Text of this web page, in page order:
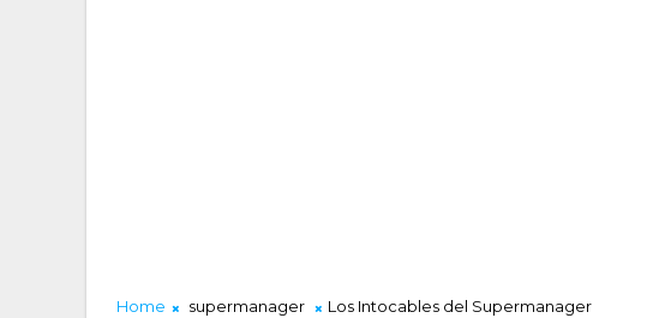
Home supermanager Los Intocables del Supermanager